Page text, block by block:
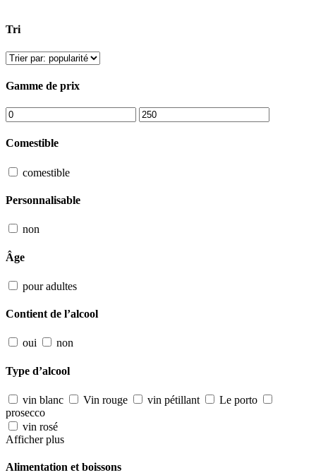
Tri
Gamme de prix
Comestible
comestible
Personnalisable
non
Âge
pour adultes
Contient de l’alcool
oui non
Type d’alcool
vin blanc Vin rouge vin pétillant
Le porto
prosecco
vin rosé
Afficher plus
Alimentation et boissons